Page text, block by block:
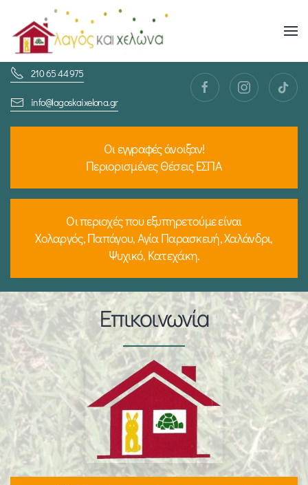
Skip
to
main
content
210 65 44 975
info@lagoskaixelona.gr
Οι εγγραφές άνοιξαν!
Περιορισμένες Θέσεις ΕΣΠΑ
Οι περιοχές που εξυπηρετούμε είναι
Χολαργός, Παπάγου, Αγία Παρασκευή, Χαλάνδρι,
Ψυχικό, Κατεχάκη.
Επικοινωνία